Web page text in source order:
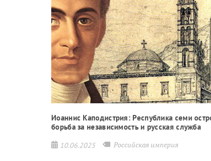
Иоаннис Каподистрия: Республика семи
борьба за независимость и русская служба
10.06.2025 Российская империя